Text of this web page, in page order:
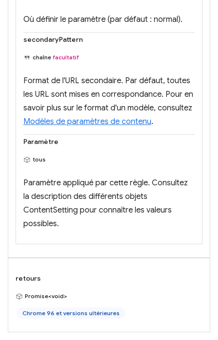
Où définir le paramètre (par défaut : normal).
secondaryPattern
chaîne facultatif
Format de l'URL secondaire. Par défaut, toutes
les URL sont mises en correspondance. Pour en
savoir plus sur le format d'un modèle, consultez
Modèles de paramètres de contenu.
Paramètre
tous
Paramètre appliqué par cette règle. Consultez
la description des différents objets
ContentSetting pour connaître les valeurs
possibles.
retours
Promise<void>
Chrome 96 et versions ultérieures